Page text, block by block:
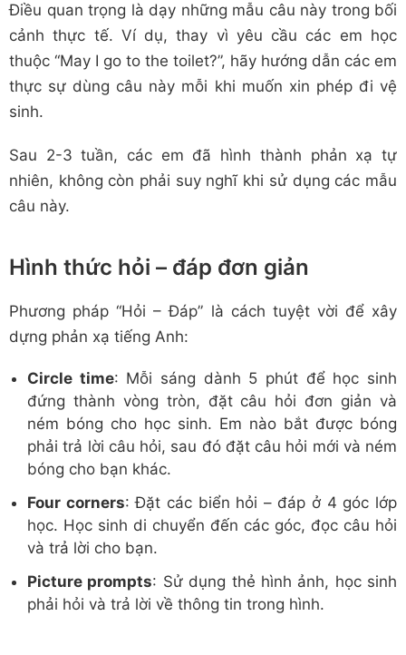
Điều quan trọng là dạy những mẫu câu này trong bối
cảnh thực tế. Ví dụ, thay vì yêu cầu các em học
thuộc “May I go to the toilet?”, hãy hướng dẫn các em
thực sự dùng câu này mỗi khi muốn xin phép đi vệ
sinh.
Sau 2-3 tuần, các em đã hình thành phản xạ tự
nhiên, không còn phải suy nghĩ khi sử dụng các mẫu
câu này.
Hình thức hỏi – đáp đơn giản
Phương pháp “Hỏi – Đáp” là cách tuyệt vời để xây
dựng phản xạ tiếng Anh:
Circle time: Mỗi sáng dành 5 phút để học sinh
đứng thành vòng tròn, đặt câu hỏi đơn giản và
ném bóng cho học sinh. Em nào bắt được bóng
phải trả lời câu hỏi, sau đó đặt câu hỏi mới và ném
bóng cho bạn khác.
Four corners: Đặt các biển hỏi – đáp ở 4 góc lớp
học. Học sinh di chuyển đến các góc, đọc câu hỏi
và trả lời cho bạn.
Picture prompts: Sử dụng thẻ hình ảnh, học sinh
phải hỏi và trả lời về thông tin trong hình.